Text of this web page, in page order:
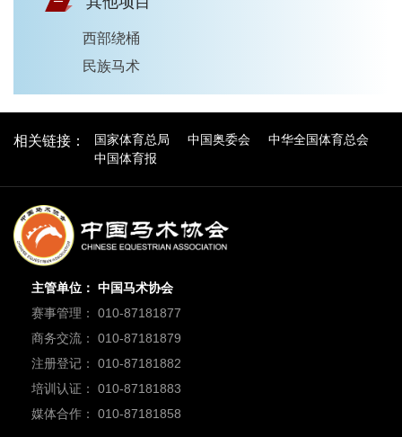
西部绕桶
民族马术
相关链接： 国家体育总局 中国奥委会
中华全国体育总会
中国体育报
主管单位： 中国马术协会
赛事管理： 010-87181877
商务交流： 010-87181879
注册登记： 010-87181882
培训认证： 010-87181883
媒体合作： 010-87181858